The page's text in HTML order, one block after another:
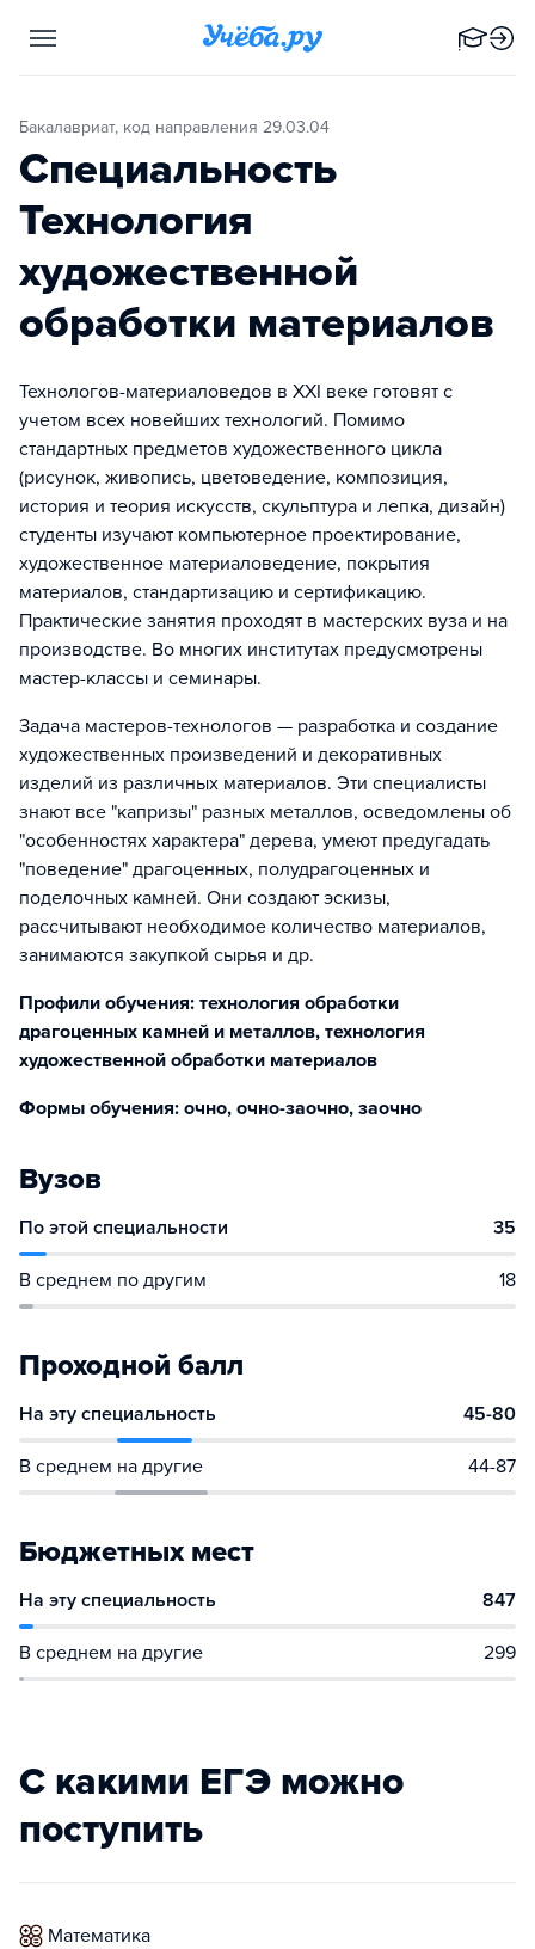
Бакалавриат, код направления 29.03.04
Специальность
Технология
художественной
обработки материалов
Технологов-материаловедов в XXI веке готовят с
учетом всех новейших технологий. Помимо
стандартных предметов художественного цикла
(рисунок, живопись, цветоведение, композиция,
история и теория искусств, скульптура и лепка, дизайн)
студенты изучают компьютерное проектирование,
художественное материаловедение, покрытия
материалов, стандартизацию и сертификацию.
Практические занятия проходят в мастерских вуза и на
производстве. Во многих институтах предусмотрены
мастер-классы и семинары.
Задача мастеров-технологов — разработка и создание
художественных произведений и декоративных
изделий из различных материалов. Эти специалисты
знают все "капризы" разных металлов, осведомлены об
"особенностях характера" дерева, умеют предугадать
"поведение" драгоценных, полудрагоценных и
поделочных камней. Они создают эскизы,
рассчитывают необходимое количество материалов,
занимаются закупкой сырья и др.
Профили обучения: технология обработки
драгоценных камней и металлов, технология
художественной обработки материалов
Формы обучения: очно, очно-заочно, заочно
Вузов
По этой специальности 35
В среднем по другим 18
Проходной балл
На эту специальность 45-80
В среднем на другие 44-87
Бюджетных мест
На эту специальность 847
В среднем на другие 299
С какими ЕГЭ можно
поступить
математика